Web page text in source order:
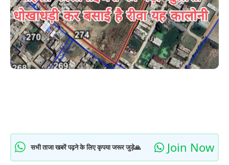
सभी ताजा खबरें पढ़ने के लिए कृपया जरूर जुड़े🙏 Join Now